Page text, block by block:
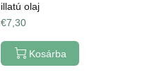
illatú olaj
€7,30
Kosárba